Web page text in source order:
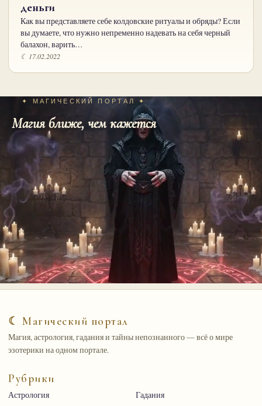
деньги
Как вы представляете себе колдовские ритуалы и обряды? Если
вы думаете, что нужно непременно надевать на себя черный
балахон, варить…
☾ 17.02.2022
✦ МАГИЧЕСКИЙ ПОРТАЛ ✦
Магия ближе, чем кажется
☾ Магический портал
Магия, астрология, гадания и тайны непознанного — всё о мире
эзотерики на одном портале.
Рубрики
Астрология Гадания